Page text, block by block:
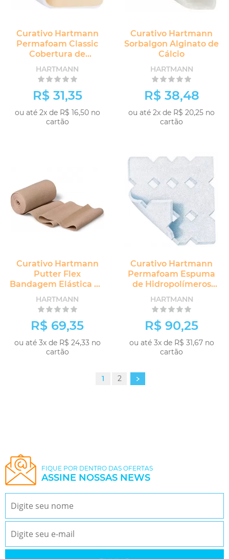
Curativo Hartmann
Permafoam Classic
Cobertura de
Hidropolímeros
HARTMANN
R$ 31,35
ou até 2x de R$ 16,50 no
cartão
Curativo Hartmann
Sorbalgon Alginato de
Cálcio
HARTMANN
R$ 38,48
ou até 2x de R$ 20,25 no
cartão
Curativo Hartmann
Putter Flex
Bandagem Elástica de
Algodão
HARTMANN
R$ 69,35
ou até 3x de R$ 24,33 no
cartão
Curativo Hartmann
Permafoam Espuma
de Hidropolímeros
para Cavidade
HARTMANN
R$ 90,25
ou até 3x de R$ 31,67 no
cartão
1 2
FIQUE POR DENTRO DAS OFERTAS
ASSINE NOSSAS NEWS